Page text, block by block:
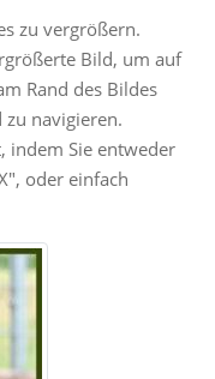
zu vergrößern.
Bild, um auf
Rand des Bildes
navigieren.
indem Sie entweder
oder einfach